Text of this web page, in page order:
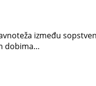
između
dobima…